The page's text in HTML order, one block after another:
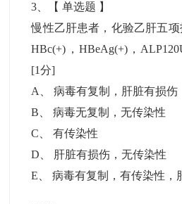
3 、【单选题 】
慢性乙肝患者，化验乙肝五
HBc(+)，HBeAg(+)，
[1分]
A
、病毒有复制，肝脏有损伤
B 、病毒无复制，无传染性
C 、有传染性
D
肝脏有损伤，无传染性
E 、病毒有复制，有传染性，